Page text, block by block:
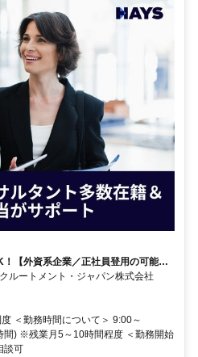
【外資系企業／正社員登用の可能性
OK】経理財務
ルートメント・ジャパン株式会社
＜勤務時間について＞ 9:00～
間) ※残業月5～10時間程度 ＜勤務開始
談可